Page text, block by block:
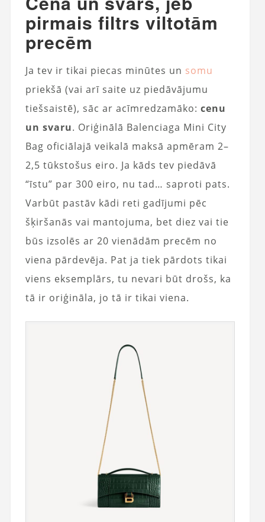
pirmais filtrs viltotām
precēm
Ja tev ir tikai piecas minūtes un somu
priekšā (vai arī saite uz piedāvājumu
tiešsaistē), sāc ar acīmredzamāko: cenu
un svaru. Oriģinālā Balenciaga Mini City
Bag oficiālajā veikalā maksā apmēram 2–
2,5 tūkstošus eiro. Ja kāds tev piedāvā
“īstu” par 300 eiro, nu tad… saproti pats.
Varbūt pastāv kādi reti gadījumi pēc
šķiršanās vai mantojuma, bet diez vai tie
būs izsolēs ar 20 vienādām precēm no
viena pārdevēja. Pat ja tiek pārdots tikai
viens eksemplārs, tu nevari būt drošs, ka
tā ir oriģināla, jo tā ir tikai viena.